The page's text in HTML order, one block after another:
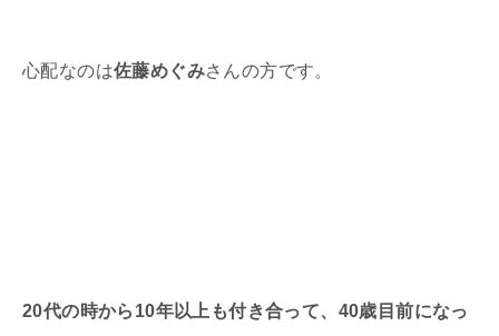
心配なのは佐藤めぐみさんの方です。
20代の時から10年以上も付き合って、40歳目前になっ